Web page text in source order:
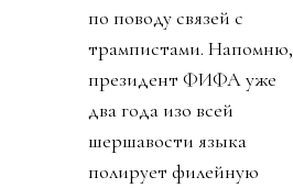
по поводу связей с
трампистами. Напомню,
президент ФИФА уже
два года изо всей
шершавости языка
полирует филейную